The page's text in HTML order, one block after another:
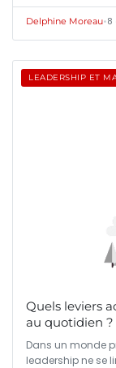
Delphine Moreau•8
LEADERSHIP ET
Quels leviers
au quotidien ?
Dans un monde
leadership ne se